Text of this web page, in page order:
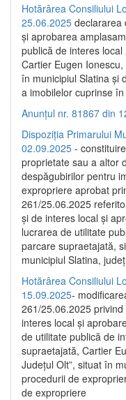
Hotărârea Consiliului
25.06.2025 declararea
și aprobarea
publică de interes
Cartier Eugen
în municipiul Slatina și
a imobilelor cuprinse
Anunțul nr. 81867 din
Dispoziția Primarului
02.09.2025 -
proprietate sau a altor
despăgubirilor pentru
expropriere aprobat
261/25.06.2025
și de interes local și
lucrarea de utilitate
parcare supraetajată,
municipiul Slatina,
Hotărârea Consiliului
15.09.2025-
261/25.06.2025
interes local și
de utilitate publică de
supraetajată, Cartier
Județul Olt”, situat în
procedurii de
de expropriere